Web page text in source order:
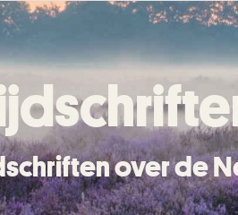
over de